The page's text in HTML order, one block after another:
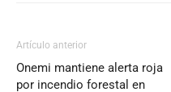
Artículo anterior
Onemi mantiene alerta roja
por incendio forestal en